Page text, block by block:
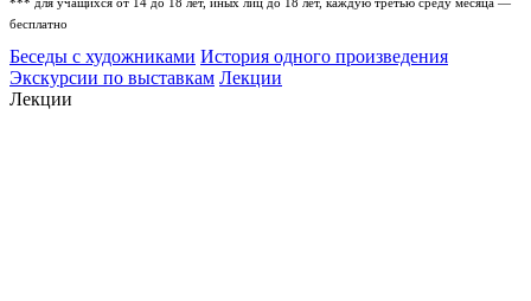
*** для учащихся от 14 до 18 лет, иных лиц до 18 лет, каждую третью среду месяца —
бесплатно
Беседы с художниками История одного произведения
Экскурсии по выставкам Лекции
Лекции